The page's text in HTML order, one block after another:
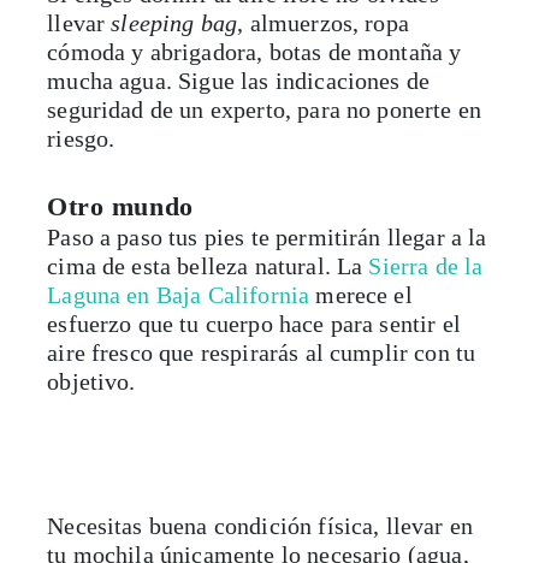
llevarsleeping bag, almuerzos, ropa
cómoda y abrigadora, botas de montaña y
mucha agua. Sigue las indicaciones de
seguridad de un experto, para no ponerte en
riesgo.
Otro mundo
Paso a paso tus pies te permitirán llegar a la
cima de esta belleza natural. La Sierra de la
Laguna en Baja California merece el
esfuerzo que tu cuerpo hace para sentir el
aire fresco que respirarás al cumplir con tu
objetivo.
Necesitas buena condición física, llevar en
tu mochila únicamente lo necesario (agua,